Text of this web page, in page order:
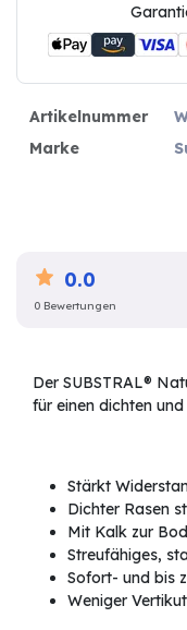
Artikelnummer
Marke
0.0
0 Bewertungen
Der SUBSTRAL®
für einen dichten
Stärkt
Dichter Rasen
Mit Kalk zur
Streufähiges,
Sofort- und bis
Weniger